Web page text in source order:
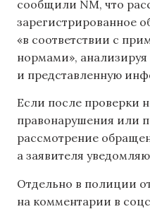
сообщили NM, что
зарегистрированное
«в соответствии с
нормами», анализируя
и представленную
Если после проверки
правонарушения или
рассмотрение
а заявителя
Отдельно в полиции
на комментарии в